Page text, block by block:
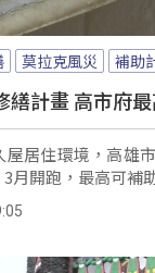
莫拉克風災 補助
繕計畫 高市府
居住環境，高雄
月開跑，最高可補